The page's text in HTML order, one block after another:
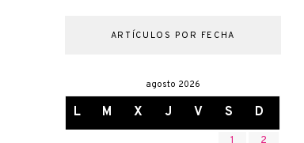
ARTÍCULOS POR FECHA
agosto 2026
L M X J V S D